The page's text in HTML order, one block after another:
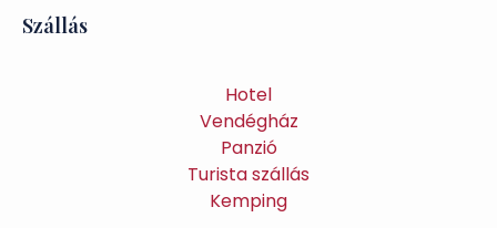
Szállás
Hotel
Vendégház
Panzió
Turista szállás
Kemping